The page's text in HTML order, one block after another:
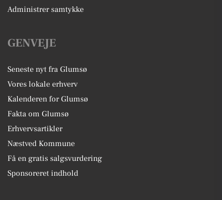
Administrer samtykke
GENVEJE
Seneste nyt fra Glumsø
Vores lokale erhverv
Kalenderen for Glumsø
Fakta om Glumsø
Erhvervsartikler
Næstved Kommune
Få en gratis salgsvurdering
Sponsoreret indhold